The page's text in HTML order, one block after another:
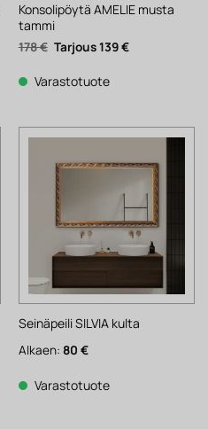
Konsolipöytä AMELIE musta
tammi
178€ Alkuperäinen
hinta
178 €.
139€Nykyinen
Varastotuote
Seinäpeili SILVIA kulta
Alkaen: 80 €
Varastotuote